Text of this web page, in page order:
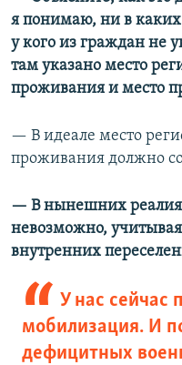
я понимаю, ни в
у кого из граждан не
там указано место
проживания и место
— В идеале место
проживания должно
— В нынешних
невозможно,
внутренних
У нас сейчас
мобилизация. И
дефицитных